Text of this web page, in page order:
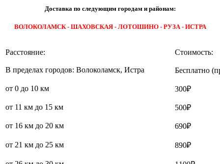
Доставка по следующим городам и районам:
ВОЛОКОЛАМСК - ШАХОВСКАЯ - ЛОТОШИНО - РУЗА - ИСТРА
Расстояние: Стоимость:
В пределах городов: Волоколамск, Истра Бесплатно
от 0 до 10 км 300₽
от 11 км до 15 км 500₽
от 16 км до 20 км 690₽
от 21 км до 25 км 890₽